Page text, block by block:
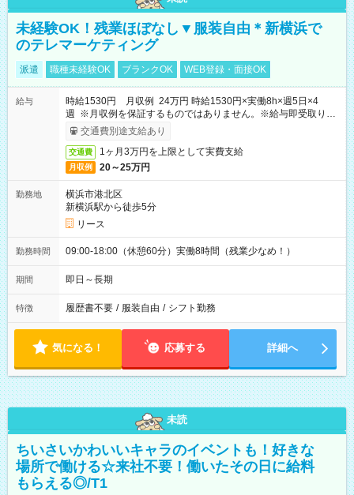
未経験OK！残業ほぼなし▼服装自由＊新横浜で
のテレマーケティング
派遣 職種未経験OK ブランクOK WEB登録・面接OK
給与
時給1530円 月収例 24万円 時給1530円×実働8h×週5日×4
週 ※月収例を保証するものではありません。※給与即受取りサ
ービス利用可（利用条件有）
交通費別途支給あり
交通費 1ヶ月3万円を上限として実費支給
月収例 20～25万円
勤務地
横浜市港北区
新横浜駅から徒歩5分
リース
勤務時間 09:00-18:00（休憩60分）実働8時間（残業少なめ！）
期間 即日～長期
特徴 履歴書不要 / 服装自由 / シフト勤務
気になる！ 応募する 詳細へ
未読
ちいさいかわいいキャラのイベントも！好きな
場所で働ける☆来社不要！働いたその日に給料
もらえる◎/T1